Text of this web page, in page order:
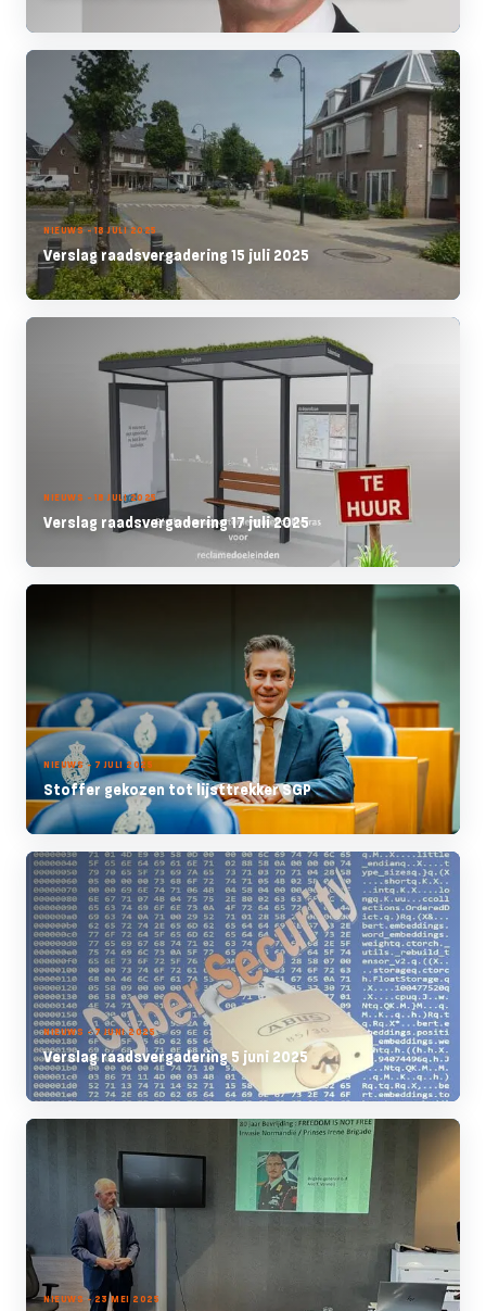
NIEUWS - 18 JULI 2025
Verslag raadsvergadering 15 juli 2025
NIEUWS - 18 JULI 2025
Verslag raadsvergadering 17 juli 2025
NIEUWS - 7 JULI 2025
Stoffer gekozen tot lijsttrekker SGP
NIEUWS - 7 JUNI 2025
Verslag raadsvergadering 5 juni 2025
NIEUWS - 23 MEI 2025